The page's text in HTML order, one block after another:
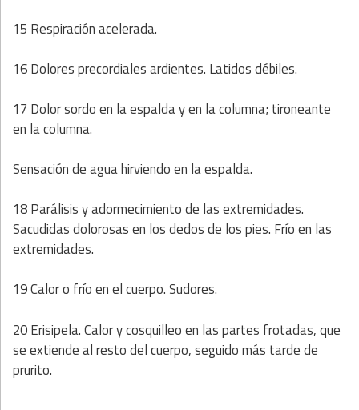
15 Respiración acelerada.
16 Dolores precordiales ardientes. Latidos débiles.
17 Dolor sordo en la espalda y en la columna; tironeante
en la columna.
Sensación de agua hirviendo en la espalda.
18 Parálisis y adormecimiento de las extremidades.
Sacudidas dolorosas en los dedos de los pies. Frío en las
extremidades.
19 Calor o frío en el cuerpo. Sudores.
20 Erisipela. Calor y cosquilleo en las partes frotadas, que
se extiende al resto del cuerpo, seguido más tarde de
prurito.